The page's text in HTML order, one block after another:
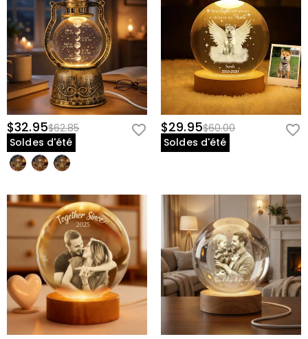
$32.95$62.85
Soldes d'été
$29.95$60.00
Soldes d'été